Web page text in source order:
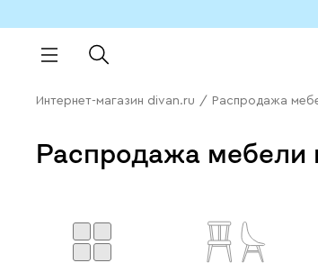
Интернет-магазин divan.ru / Распродажа
Распродажа мебели